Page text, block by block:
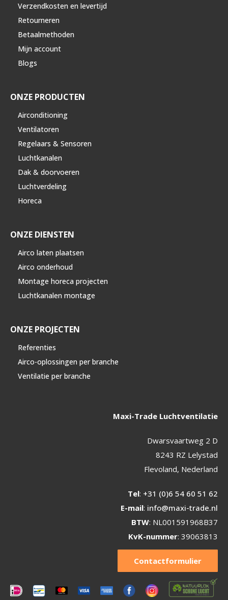
Verzendkosten en levertijd
Retourneren
Betaalmethoden
Mijn account
Blogs
ONZE PRODUCTEN
Airconditioning
Ventilatoren
Regelaars & Sensoren
Luchtkanalen
Dak & doorvoeren
Luchtverdeling
Horeca
ONZE DIENSTEN
Airco laten plaatsen
Airco onderhoud
Montage horeca projecten
Luchtkanalen montage
ONZE PROJECTEN
Referenties
Airco-oplossingen per branche
Ventilatie per branche
Maxi-Trade Luchtventilatie
Dwarsvaartweg 2 D
8243 RZ Lelystad
Flevoland, Nederland
Tel: +31 (0)6 54 60 51 62
E-mail: info@maxi-trade.nl
BTW: NL001591968B37
KvK-nummer: 39063813
Contactformulier